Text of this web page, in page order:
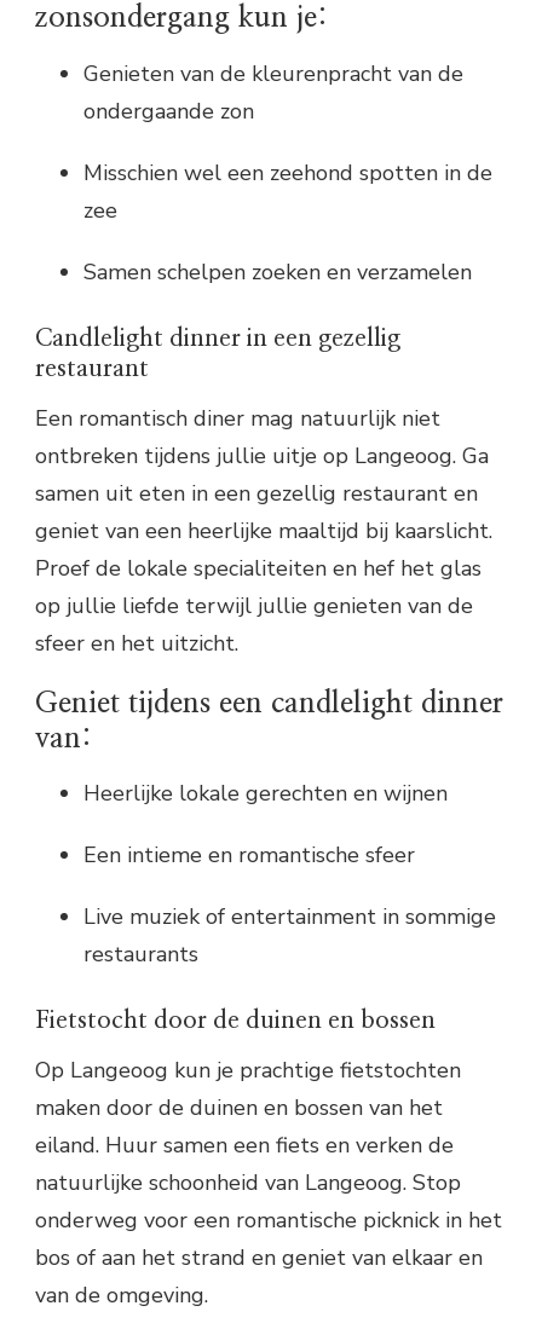
zonsondergang kun je:
Genieten van de kleurenpracht van de
ondergaande zon
Misschien wel een zeehond spotten in de
zee
Samen schelpen zoeken en verzamelen
Candlelight dinner in een gezellig
restaurant
Een romantisch diner mag natuurlijk niet
ontbreken tijdens jullie uitje op Langeoog. Ga
samen uit eten in een gezellig restaurant en
geniet van een heerlijke maaltijd bij kaarslicht.
Proef de lokale specialiteiten en hef het glas
op jullie liefde terwijl jullie genieten van de
sfeer en het uitzicht.
Geniet tijdens een candlelight dinner
van:
Heerlijke lokale gerechten en wijnen
Een intieme en romantische sfeer
Live muziek of entertainment in sommige
restaurants
Fietstocht door de duinen en bossen
Op Langeoog kun je prachtige fietstochten
maken door de duinen en bossen van het
eiland. Huur samen een fiets en verken de
natuurlijke schoonheid van Langeoog. Stop
onderweg voor een romantische picknick in het
bos of aan het strand en geniet van elkaar en
van de omgeving.